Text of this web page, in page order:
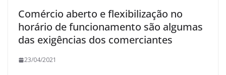
Comércio aberto e flexibilização no
horário de funcionamento são algumas
das exigências dos comerciantes
23/04/2021